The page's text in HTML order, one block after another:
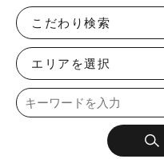
こだわり検索
エリアを選択